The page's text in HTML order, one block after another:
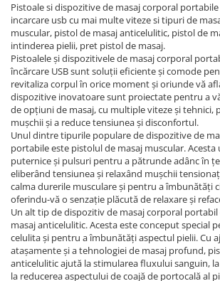
Pistoale si dispozitive de masaj corporal
incarcare usb cu mai multe viteze si tipuri de
muscular, pistol de masaj anticelulitic, pistol de
intinderea pielii, pret pistol de masaj.
Pistoalele și dispozitivele de masaj corporal
încărcare USB sunt soluții eficiente și comode
revitaliza corpul în orice moment și oriunde vă
dispozitive inovatoare sunt proiectate pentru a
de opțiuni de masaj, cu multiple viteze și tehnici,
mușchii și a reduce tensiunea și disconfortul.
Unul dintre tipurile populare de dispozitive de
portabile este pistolul de masaj muscular.
puternice și pulsuri pentru a pătrunde adânc în
eliberând tensiunea și relaxând mușchii
calma durerile musculare și pentru a îmbunătăți
oferindu-vă o senzație plăcută de relaxare și
Un alt tip de dispozitiv de masaj corporal
masaj anticelulitic. Acesta este conceput special
celulita și pentru a îmbunătăți aspectul pielii. Cu
atașamente și a tehnologiei de masaj profund,
anticelulitic ajută la stimularea fluxului sanguin,
la reducerea aspectului de coajă de portocală al